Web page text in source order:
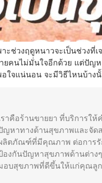
วงฤดูหนาวจะเป็นช่วงที่
คนไม่มั่นใจอีกด้วย แต่ปัญ
ใจแน่นอน จะมีวิธีไหนบ้าง
ราคือร้านขายยา ที่บริการให้
ญหาทางด้านสุขภาพและจัด
ลิตภัณฑ์ที่มีคุณภาพ ต่อการรั
องกันปัญหาสุขภาพด้านต่างๆ
อบสุขภาพที่ดีขึ้นให้แก่คุณลู